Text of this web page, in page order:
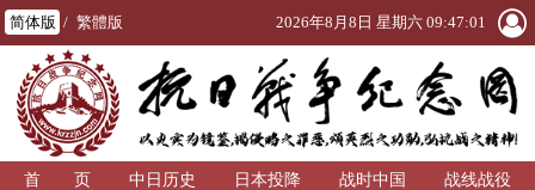
简体版 / 繁體版 2026年8月8日 星期六 09:47:01
首 页 中日历史 日本投降 战时中国
战线战役